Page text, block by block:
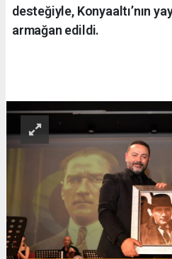
desteğiyle, Konyaaltı’nın
armağan edildi.